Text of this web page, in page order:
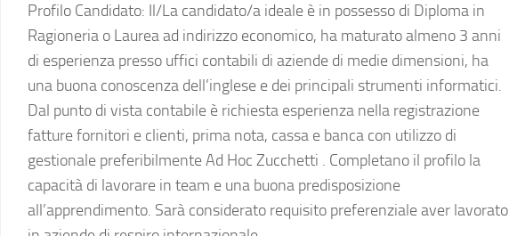
Profilo Candidato: Il/La candidato/a ideale è in possesso di Diploma in
Ragioneria o Laurea ad indirizzo economico, ha maturato almeno 3 anni
di esperienza presso uffici contabili di aziende di medie dimensioni, ha
una buona conoscenza dell’inglese e dei principali strumenti informatici.
Dal punto di vista contabile è richiesta esperienza nella registrazione
fatture fornitori e clienti, prima nota, cassa e banca con utilizzo di
gestionale preferibilmente Ad Hoc Zucchetti . Completano il profilo la
capacità di lavorare in team e una buona predisposizione
all’apprendimento. Sarà considerato requisito preferenziale aver lavorato